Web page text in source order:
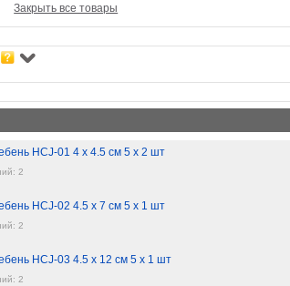
Закрыть все товары
HCJ-01 4 x 4.5 см 5 х 2 шт
2
HCJ-02 4.5 x 7 см 5 х 1 шт
2
HCJ-03 4.5 x 12 см 5 х 1 шт
2